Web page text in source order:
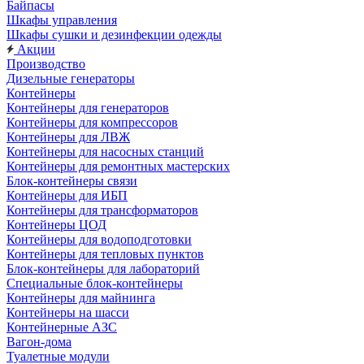
Байпасы
Шкафы управления
Шкафы сушки и дезинфекции одежды
Акции
Производство
Дизельные генераторы
Контейнеры
Контейнеры для генераторов
Контейнеры для компрессоров
Контейнеры для ЛВЖ
Контейнеры для насосных станций
Контейнеры для ремонтных мастерских
Блок-контейнеры связи
Контейнеры для ИБП
Контейнеры для трансформаторов
Контейнеры ЦОД
Контейнеры для водоподготовки
Контейнеры для тепловых пунктов
Блок-контейнеры для лабораторий
Специальные блок-контейнеры
Контейнеры для майнинга
Контейнеры на шасси
Контейнерные АЗС
Вагон-дома
Туалетные модули